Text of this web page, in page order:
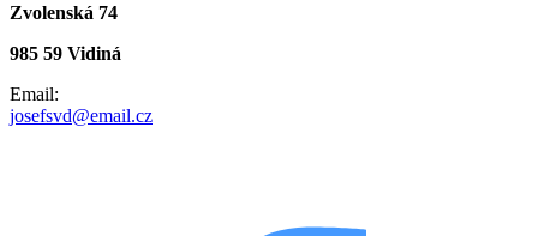
Zvolenská 74
985 59 Vidiná
Email:
josefsvd@email.cz